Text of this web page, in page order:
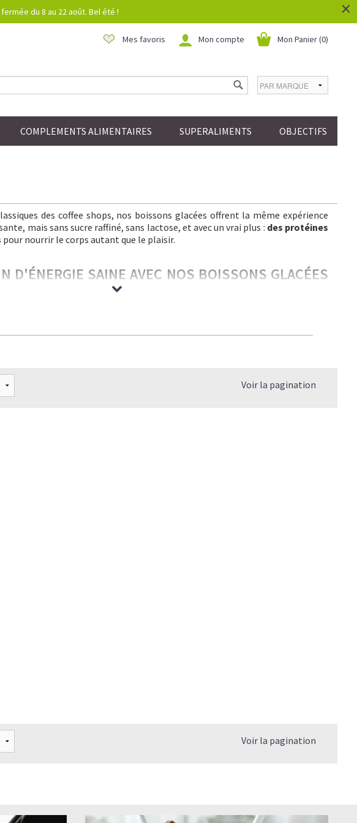
du 8 au 22 août. Bel été ! ×
Mon Panier (0)
Mon compte
Mes favoris
COMPLEMENTS ALIMENTAIRES SUPERALIMENTS OBJECTIFS
des coffee shops, nos boissons glacées offrent la même expérience
mais sans sucre raffiné, sans lactose, et avec un vrai plus : des protéines
pour nourrir le corps autant que le plaisir.
D'ÉNERGIE SAINE AVEC NOS BOISSONS GLACÉES
gourmandes — nos boissons glacées ont tout pour plaire aux
bien-être.
énergie stable et légèreté. C’est le plaisir caféiné réinventé — bon
stable, pas de coup de barre, et un goût qui rivalise avec les meilleures
Voir la pagination
Voir la pagination